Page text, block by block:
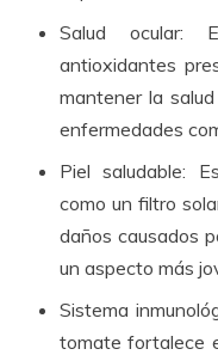
Salud ocular:
antioxidantes
mantener la
enfermedades
Piel saludable:
como un filtro
daños causados
un aspecto más
Sistema
tomate fortalece